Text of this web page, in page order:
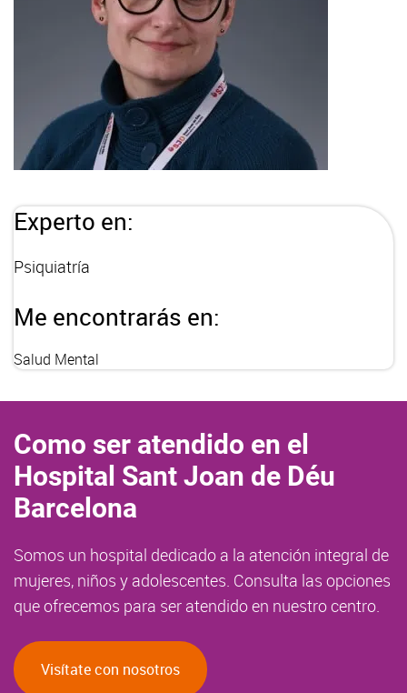
Experto en:
Psiquiatría
Me encontrarás en:
Salud Mental
Como ser atendido en el
Hospital Sant Joan de Déu
Barcelona
Somos un hospital dedicado a la atención integral de
mujeres, niños y adolescentes. Consulta las opciones
que ofrecemos para ser atendido en nuestro centro.
Visítate con nosotros